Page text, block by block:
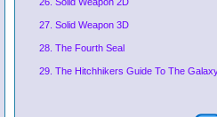
27. Solid Weapon 3D
28. The Fourth Seal
29. The Hitchhikers Guide To The